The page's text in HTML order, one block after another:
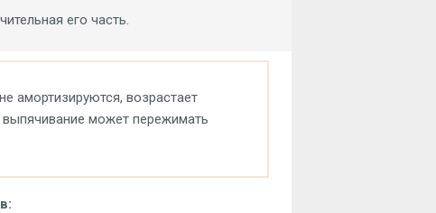
его часть.
амортизируются, возрастает
может пережимать